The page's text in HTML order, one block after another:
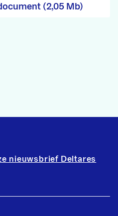
(2,05 Mb)
nieuwsbrief Deltares